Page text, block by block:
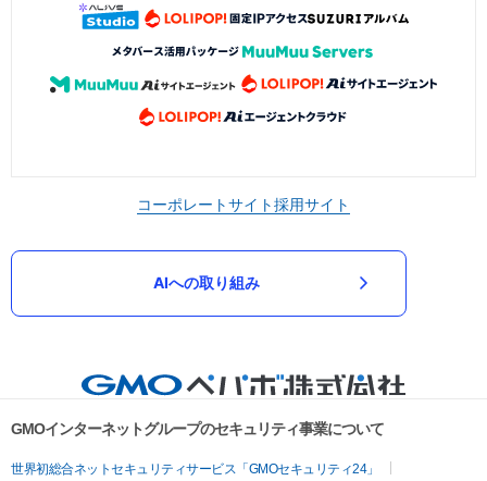
コーポレートサイト採用サイト
AIへの取り組み
GMOインターネットグループのセキュリティ事業について
世界初総合ネットセキュリティサービス「GMOセキュリティ24」